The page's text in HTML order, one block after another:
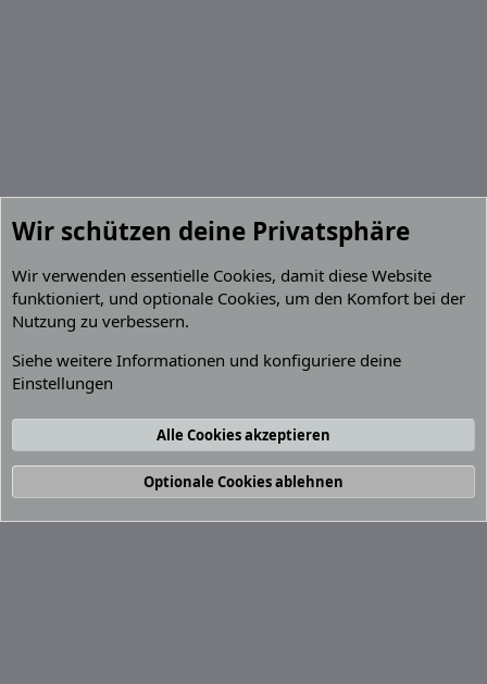
Cookies
Kontakt
Nutzungsbedingungen
Datenschutz
R
S
S
Community platform by XenForo
© 2010-2026 XenForo Ltd.
Breite
Abfragen 12 Zeit 0.0769s Max. Speicher 4.31MB
Wir schützen deine Privatsphäre
Wir verwenden essentielle Cookies, damit diese Website
funktioniert, und optionale Cookies, um den Komfort bei der
Nutzung zu verbessern.
Siehe weitere Informationen und konfiguriere deine
Einstellungen
Alle Cookies akzeptieren
Optionale Cookies ablehnen